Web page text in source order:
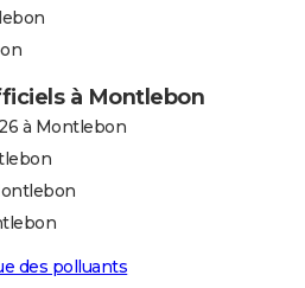
à Montlebon
à Montlebon
des polluants